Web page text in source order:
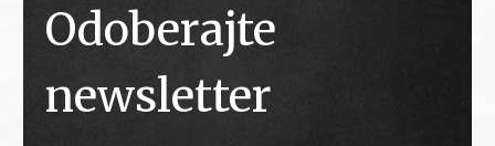
Odoberajte
newsletter